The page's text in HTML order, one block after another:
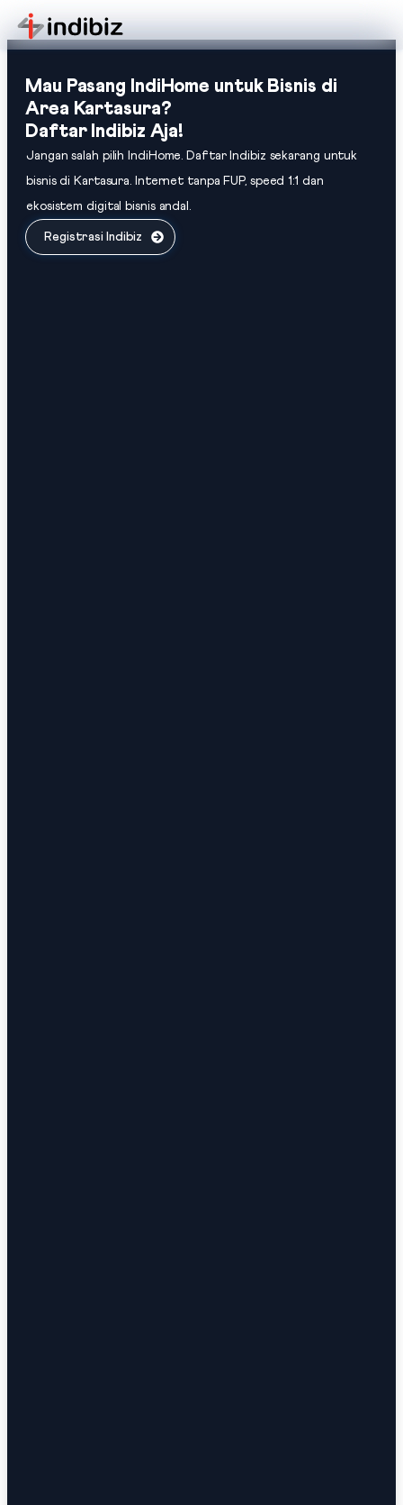
Mau Pasang IndiHome untuk Bisnis di
Area Kartasura?
Daftar Indibiz Aja!
Jangan salah pilih IndiHome. Daftar Indibiz sekarang untuk
bisnis di Kartasura. Internet tanpa FUP, speed 1:1 dan
ekosistem digital bisnis andal.
Registrasi Indibiz